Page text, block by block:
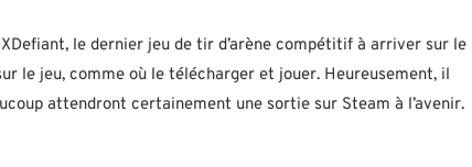
le dernier jeu de tir d’arène compétitif à arriver sur le
le jeu, comme où le télécharger et jouer. Heureusement, il
attendront certainement une sortie sur Steam à l’avenir.